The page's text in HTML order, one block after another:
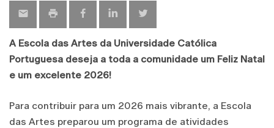
A Escola das Artes da Universidade Católica
Portuguesa deseja a toda a comunidade um Feliz Natal
e um excelente 2026!
Para contribuir para um 2026 mais vibrante, a Escola
das Artes preparou um programa de atividades